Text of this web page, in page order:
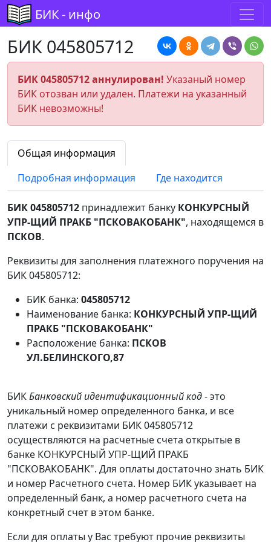
БИК - инфо
БИК 045805712
БИК 045805712 аннулирован! Указаный номер
БИК отозван или удален. Платежи на указанный
БИК невозможны!
Общая информация
Подробная информация
Где находится
БИК 045805712 принадлежит банку КОНКУРСНЫЙ
УПР-ЩИЙ ПРАКБ "ПСКОВАКОБАНК", находящемся в
ПСКОВ.
Реквизиты для заполнения платежного поручения на
БИК 045805712:
БИК банка: 045805712
Наименование банка: КОНКУРСНЫЙ УПР-ЩИЙ
ПРАКБ "ПСКОВАКОБАНК"
Расположение банка: ПСКОВ
УЛ.БЕЛИНСКОГО,87
БИКБанковский идентификационный код- это
уникальный номер определенного банка, и все
платежи с реквизитами БИК 045805712
осуществляются на расчетные счета открытые в
банке КОНКУРСНЫЙ УПР-ЩИЙ ПРАКБ
"ПСКОВАКОБАНК". Для оплаты достаточно знать БИК
и номер Расчетного счета. Номер БИК указывает на
определенный банк, а номер расчетного счета на
конкретный счет в этом банке.
Если для оплаты у Вас требуют прочие реквизиты